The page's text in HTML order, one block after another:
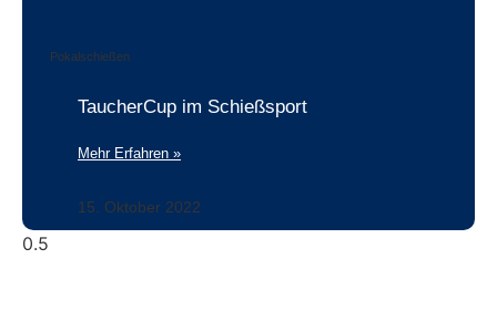
Pokalschießen
TaucherCup im Schießsport
Mehr Erfahren »
15. Oktober 2022